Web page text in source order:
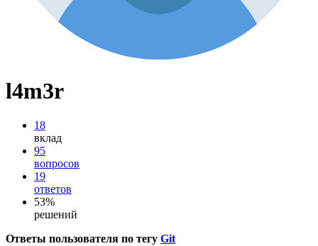
l4m3r
18
вклад
95
вопросов
19
ответов
53%
решений
Ответы пользователя по тегу Git